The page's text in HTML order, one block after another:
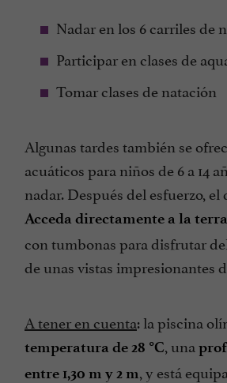
Nadar en los 6 carriles de
Participar en clases de
Tomar clases de natación
Algunas tardes también se
acuáticos para niños de 6 a 14
nadar. Después del esfuerzo, el
Acceda directamente a la
con tumbonas para disfrutar
de unas vistas impresionantes
A tener en cuenta: la piscina
temperatura de 28 °C, una
entre 1,30 m y 2 m, y está